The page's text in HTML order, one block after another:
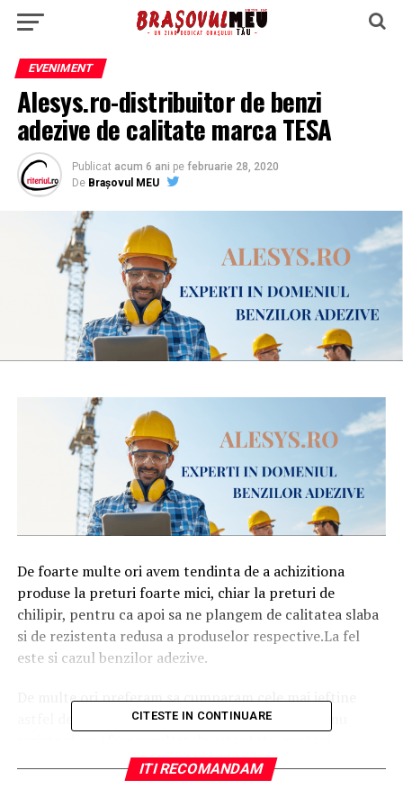
EVENIMENT
Alesys.ro-distribuitor de benzi
adezive de calitate marca TESA
Publicat acum 6 ani pe februarie 28, 2020
De Brașovul MEU
De foarte multe ori avem tendinta de a achizitiona
produse la preturi foarte mici, chiar la preturi de
chilipir, pentru ca apoi sa ne plangem de calitatea slaba
si de rezistenta redusa a produselor respective.La fel
este si cazul benzilor adezive.
De multe ori preferam sa cumparam cele mai ieftine
astfel de benzi adezive, iar atunci cand aceastea nu
nemultumiti de calitate si de rezultatele obtinute
folosind aceste benzi adezive.
CITESTE IN CONTINUARE
ITI RECOMANDAM